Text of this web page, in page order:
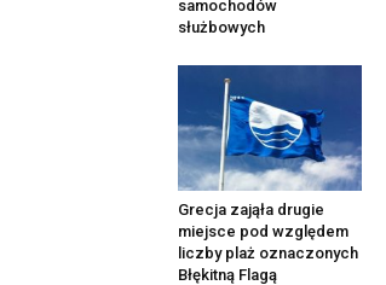
samochodów
służbowych
Grecja zająła drugie
miejsce pod względem
liczby plaż oznaczonych
Błękitną Flagą